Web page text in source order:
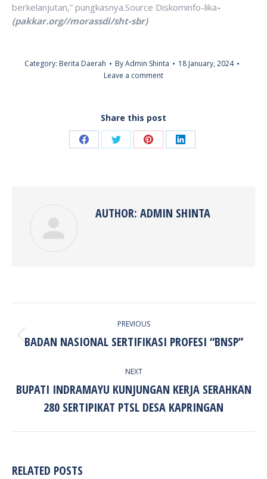
berkelanjutan,” pungkasnya.Source Diskominfo-lika-
(pakkar.org//morassdi/sht-sbr)
Category: Berita Daerah ByAdmin Shinta
18 January, 2024
Leave a comment
Share this post
Share Share Share Share
AUTHOR: ADMIN SHINTA
NAVIGATION
PREVIOUS
Previous
BADAN NASIONAL SERTIFIKASI PROFESI “BNSP”
NEXT
Next
post:
BUPATI INDRAMAYU KUNJUNGAN KERJA SERAHKAN
280 SERTIPIKAT PTSL DESA KAPRINGAN
RELATED POSTS